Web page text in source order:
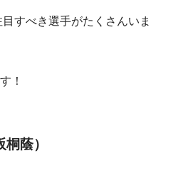
すべき選手がたくさんいま
！
蔭）